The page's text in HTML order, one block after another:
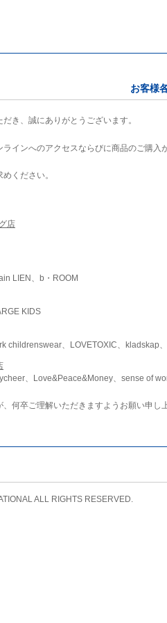
お客様
き、誠にありがとうございます。
インへのアクセスならびに商品のご購入
ください。
店
LIEN、b・ROOM
KIDS
childrenswear、LOVETOXIC、kladskap
、Love&Peace&Money、sense of
何卒ご理解いただきますようお願い申し